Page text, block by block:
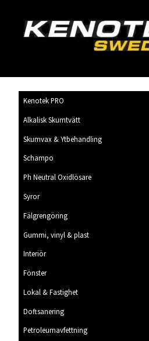
Kenotek PRO
Alkalisk Skumtvätt
Skumvax & Ytbehandling
Schampo
Ph Neutral Oxidlösare
Syror
Fälgrengöring
Gummi, vinyl & plast
Interiör
Fönster
Lokal & Fastighet
Doftsanering
Petroleumavfettning